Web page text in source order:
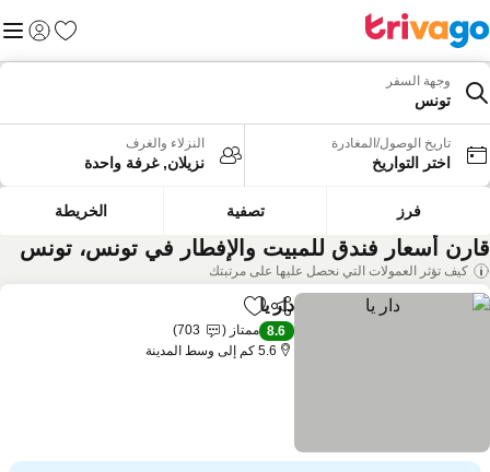
المفضلة
تسجيل
وجهة السفر
تونس
تاريخ الوصول/المغادرة
اختر التواريخ
النزلاء والغرف
نزيلان, غرفة واحدة
فرز تصفية الخريطة
أسعار فندق للمبيت والإفطار في تونس، تونس
كيف تؤثر العمولات التي نحصل عليها على مرتبتك
مشاركةAdd to favorites
دار يا
8.6 ممتاز
703
5.6 كم إلى وسط المدينة